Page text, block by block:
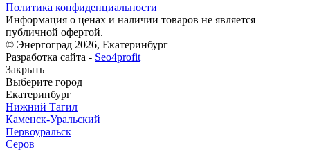
Политика конфиденциальности
Информация о ценах и наличии товаров не является
публичной офертой.
© Энергоград 2026, Екатеринбург
Разработка сайта - Seo4profit
Закрыть
Выберите город
Екатеринбург
Нижний Тагил
Каменск-Уральский
Первоуральск
Серов